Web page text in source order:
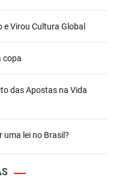
e Virou Cultura Global
copa
das Apostas na Vida
uma lei no Brasil?